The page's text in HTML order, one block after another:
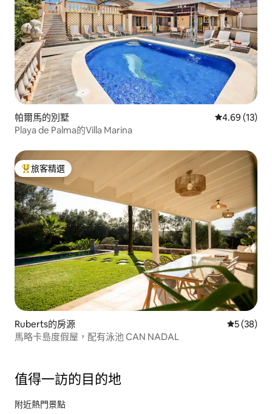
帕爾馬的別墅 從 13 則評價
4.69 (13)
Playa de Palma的Villa Marina
旅客精選榜首
旅客精選
Ruberts的房源 從 38 則評
5 (38)
馬略卡島度假屋，配有泳池 CAN NADAL
值得一訪的目的地
附近熱門景點